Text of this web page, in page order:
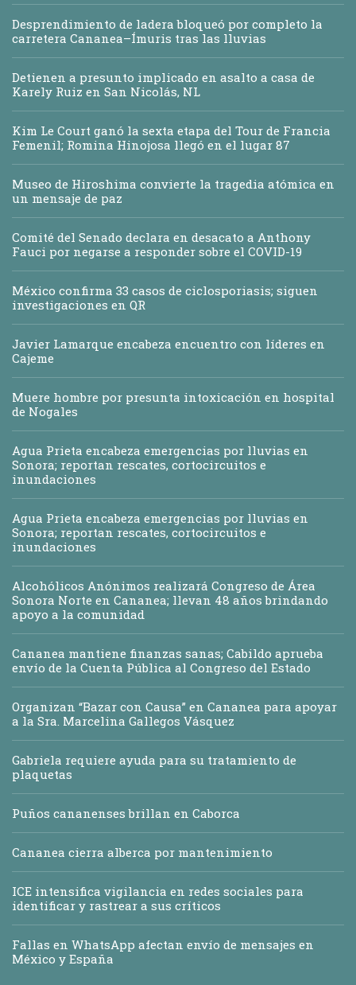
Desprendimiento de ladera bloqueó por completo la
carretera Cananea–Ímuris tras las lluvias
Detienen a presunto implicado en asalto a casa de
Karely Ruiz en San Nicolás, NL
Kim Le Court ganó la sexta etapa del Tour de Francia
Femenil; Romina Hinojosa llegó en el lugar 87
Museo de Hiroshima convierte la tragedia atómica en
un mensaje de paz
Comité del Senado declara en desacato a Anthony
Fauci por negarse a responder sobre el COVID-19
México confirma 33 casos de ciclosporiasis; siguen
investigaciones en QR
Javier Lamarque encabeza encuentro con líderes en
Cajeme
Muere hombre por presunta intoxicación en hospital
de Nogales
Agua Prieta encabeza emergencias por lluvias en
Sonora; reportan rescates, cortocircuitos e
inundaciones
Agua Prieta encabeza emergencias por lluvias en
Sonora; reportan rescates, cortocircuitos e
inundaciones
Alcohólicos Anónimos realizará Congreso de Área
Sonora Norte en Cananea; llevan 48 años brindando
apoyo a la comunidad
Cananea mantiene finanzas sanas; Cabildo aprueba
envío de la Cuenta Pública al Congreso del Estado
Organizan “Bazar con Causa” en Cananea para apoyar
a la Sra. Marcelina Gallegos Vásquez
Gabriela requiere ayuda para su tratamiento de
plaquetas
Puños cananenses brillan en Caborca
Cananea cierra alberca por mantenimiento
ICE intensifica vigilancia en redes sociales para
identificar y rastrear a sus críticos
Fallas en WhatsApp afectan envío de mensajes en
México y España